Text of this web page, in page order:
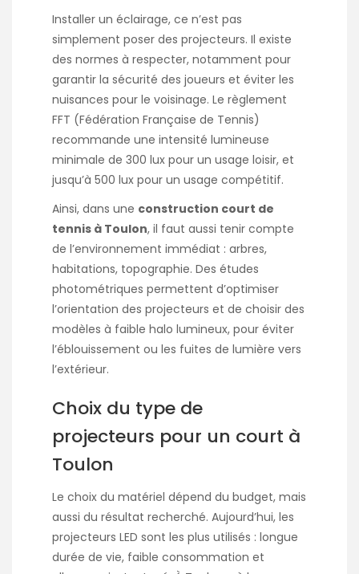
Installer un éclairage, ce n’est pas
simplement poser des projecteurs. Il existe
des normes à respecter, notamment pour
garantir la sécurité des joueurs et éviter les
nuisances pour le voisinage. Le règlement
FFT (Fédération Française de Tennis)
recommande une intensité lumineuse
minimale de 300 lux pour un usage loisir, et
jusqu’à 500 lux pour un usage compétitif.
Ainsi, dans une construction court de
tennis à Toulon, il faut aussi tenir compte
de l’environnement immédiat : arbres,
habitations, topographie. Des études
photométriques permettent d’optimiser
l’orientation des projecteurs et de choisir des
modèles à faible halo lumineux, pour éviter
l’éblouissement ou les fuites de lumière vers
l’extérieur.
Choix du type de
projecteurs pour un court à
Toulon
Le choix du matériel dépend du budget, mais
aussi du résultat recherché. Aujourd’hui, les
projecteurs LED sont les plus utilisés : longue
durée de vie, faible consommation et